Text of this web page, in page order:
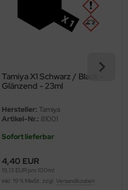
Tamiya X1 Schwarz / Black -
Glänzend - 23ml
Hersteller: Tamiya
Artikel-Nr.: 81001
Sofort lieferbar
4,40 EUR
19,13 EUR pro 100ml
inkl. 19 % MwSt. zzgl. Versandkosten